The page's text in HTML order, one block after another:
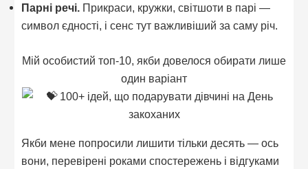
Парні речі. Прикраси, кружки, світшоти в парі —
символ єдності, і сенс тут важливіший за саму річ.
Мій особистий топ-10, якби довелося обирати лише
один варіант
Якби мене попросили лишити тільки десять — ось
вони, перевірені роками спостережень і відгуками